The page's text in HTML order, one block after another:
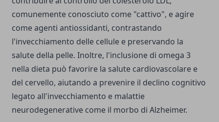
comunemente conosciuto come "cattivo", e agire
come agenti antiossidanti, contrastando
l'invecchiamento delle cellule e preservando la
salute della pelle. Inoltre, l'inclusione di omega 3
nella dieta può favorire la salute cardiovascolare e
del cervello, aiutando a prevenire il declino cognitivo
legato all'invecchiamento e malattie
neurodegenerative come il morbo di Alzheimer.